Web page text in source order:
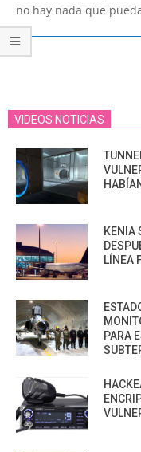
no hay nada que
VIDEOS NOTICIAS
KENIA
LÍNEA
PARA